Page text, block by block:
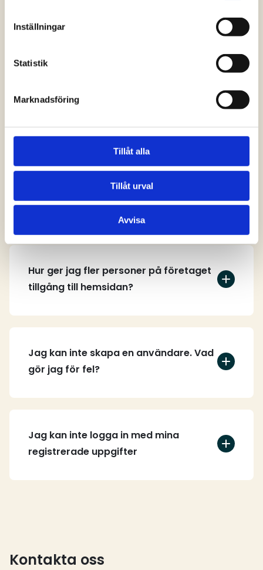
Inställningar
Statistik
Marknadsföring
Tillåt alla
Tillåt urval
Avvisa
Vanliga frågor och
hemsidan?
Hur skapar jag ett användarkonto?
Hur ger jag fler personer på företaget
tillgång till hemsidan?
Jag kan inte skapa en användare. Vad
gör jag för fel?
Jag kan inte logga in med mina
registrerade uppgifter
Kontakta oss